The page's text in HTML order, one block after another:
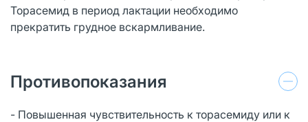
Торасемид в период лактации необходимо
прекратить грудное вскармливание.
Противопоказания
- Повышенная чувствительность к торасемиду или к